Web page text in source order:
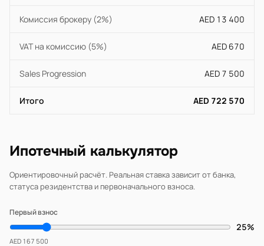
Комиссия брокеру (2%) AED 13 400
VAT на комиссию (5%) AED 670
Sales Progression AED 7 500
Итого AED 722 570
Ипотечный калькулятор
Ориентировочный расчёт. Реальная ставка зависит от банка,
статуса резидентства и первоначального взноса.
Первый взнос
25%
AED 167 500